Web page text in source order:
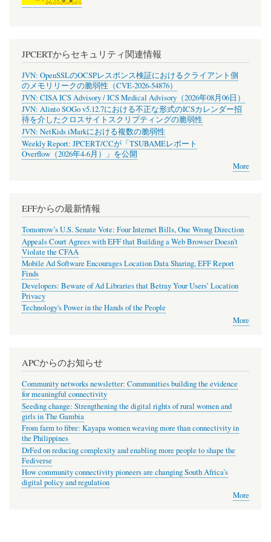
JPCERTからセキュリティ関連情報
JVN: OpenSSLのOCSPレスポンス検証におけるクライアント側
のメモリリークの脆弱性（CVE-2026-54876）
JVN: CISA ICS Advisory / ICS Medical Advisory（2026年08月06日）
JVN: Alinto SOGo v5.12.7における不正な形式のICSカレンダー招
待を介したクロスサイトスクリプティングの脆弱性
JVN: NetKids iMarkにおける複数の脆弱性
Weekly Report: JPCERT/CCが「TSUBAMEレポート
Overflow（2026年4-6月）」を公開
More
EFFからの最新情報
Tomorrow’s U.S. Senate Vote: Four Internet Bills, One Wrong Direction
Appeals Court Agrees with EFF that Building a Web Browser Doesn’t
Violate the CFAA
Mobile Ad Software Encourages Location Data Sharing, EFF Report
Finds
Developers: Beware of Ad Libraries that Betray Your Users’ Location
Privacy
Technology's Power in the Hands of the People
More
APCからのお知らせ
Community networks newsletter: Communities building the evidence
for meaningful connectivity
Seeding change: Strengthening the digital rights of rural women and
girls in The Gambia
From farm to fibre: Kayapa women weaving more than connectivity in
the Philippines
DrFed on reducing complexity and enabling more people to shape the
Fediverse
How community connectivity pioneers are changing South Africa’s
digital policy and regulation
More